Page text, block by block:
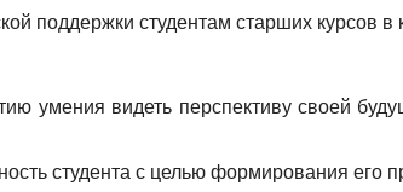
поддержки студентам старших курсов в
умения видеть перспективу своей
студента с целью формирования